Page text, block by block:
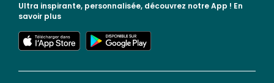
Ultra inspirante, personnalisée, découvrez notre App ! En
savoir plus
lien vers l'app store
lien vers google play